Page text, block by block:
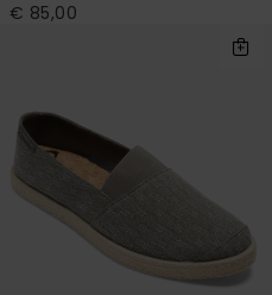
€ 85,00